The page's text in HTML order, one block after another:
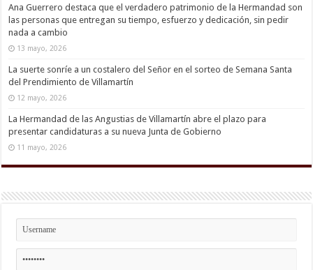
Ana Guerrero destaca que el verdadero patrimonio de la Hermandad son
las personas que entregan su tiempo, esfuerzo y dedicación, sin pedir
nada a cambio
13 mayo, 2026
La suerte sonríe a un costalero del Señor en el sorteo de Semana Santa
del Prendimiento de Villamartín
12 mayo, 2026
La Hermandad de las Angustias de Villamartín abre el plazo para
presentar candidaturas a su nueva Junta de Gobierno
11 mayo, 2026